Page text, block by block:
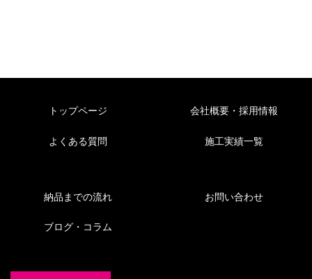
トップページ
よくある質問
会社概要・採用情報
施工実績一覧
納品までの流れ
ブログ・コラム
お問い合わせ